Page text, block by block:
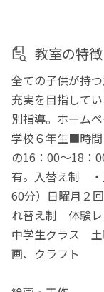
教室の特徴
全ての子供が持
充実を目指して
別指導。ホーム
学校６年生■時
の16：00～18：
有。入替え制
60分）日曜月２
れ替え制 体験レ
中学生クラス 土
画、クラフト